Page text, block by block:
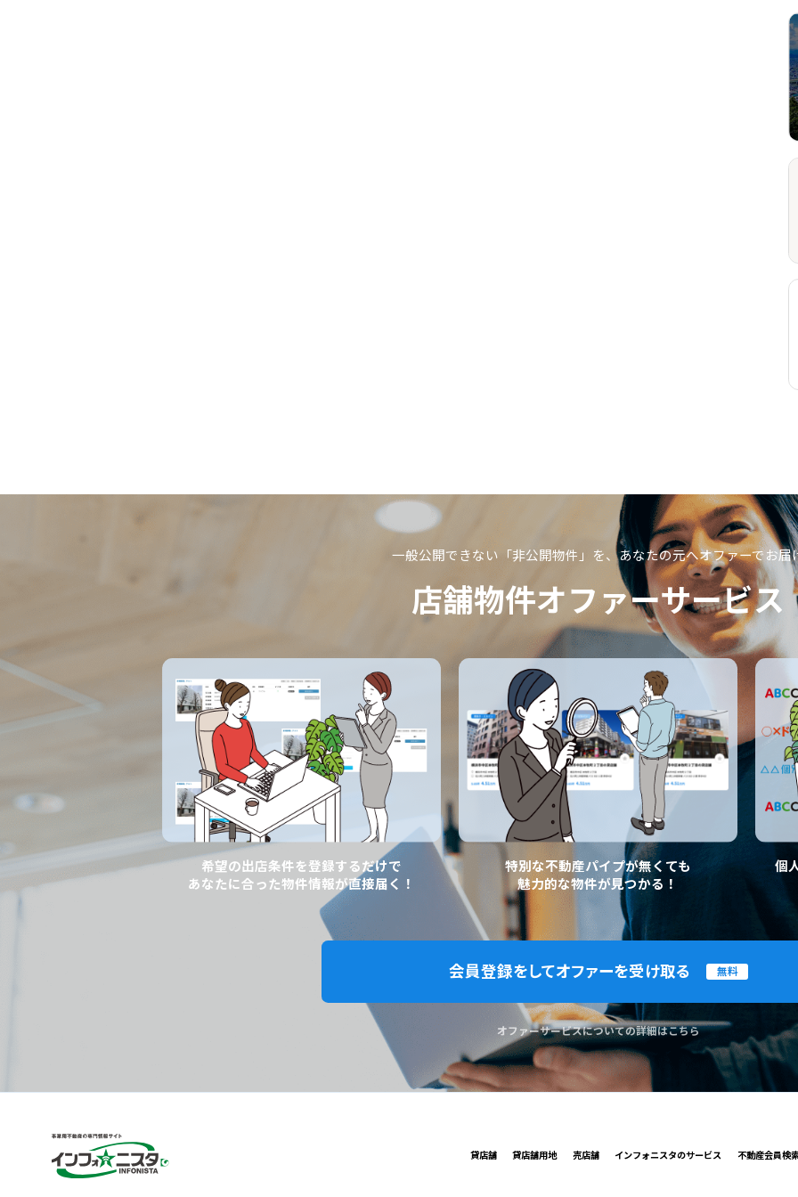
一般公開できない「非公開物件」を、あなたの元へオファーでお届
店舗物件オファーサービス
希望の出店条件を登録するだけで
あなたに合った物件情報が直接届く！
特別な不動産パイプが無くても
魅力的な物件が見つかる！
個
会員登録をしてオファーを受け取る 無料
オファーサービスについての詳細はこちら
貸店舗 貸店舗用地 売店舗 インフォニスタのサービス 不動産会員検